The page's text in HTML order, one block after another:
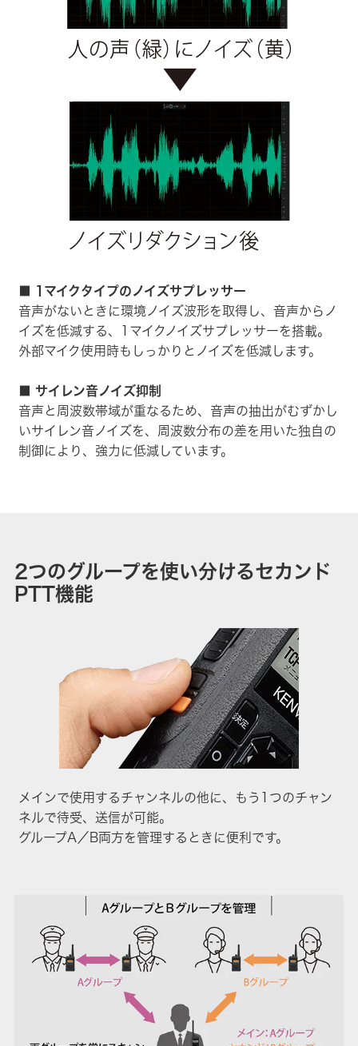
■ 1マイクタイプのノイズサプレッサー
音声がないときに環境ノイズ波形を取得し、音声からノ
イズを低減する、1マイクノイズサプレッサーを搭載。
外部マイク使用時もしっかりとノイズを低減します。
■ サイレン音ノイズ抑制
音声と周波数帯域が重なるため、音声の抽出がむずかし
いサイレン音ノイズを、周波数分布の差を用いた独自の
制御により、強力に低減しています。
2つのグループを使い分けるセカンド
PTT機能
メインで使用するチャンネルの他に、もう1つのチャン
ネルで待受、送信が可能。
グループA／B両方を管理するときに便利です。